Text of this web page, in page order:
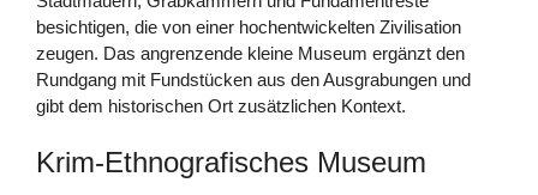
besichtigen, die von einer hochentwickelten Zivilisation
zeugen. Das angrenzende kleine Museum ergänzt den
Rundgang mit Fundstücken aus den Ausgrabungen und
gibt dem historischen Ort zusätzlichen Kontext.
Krim-Ethnografisches Museum